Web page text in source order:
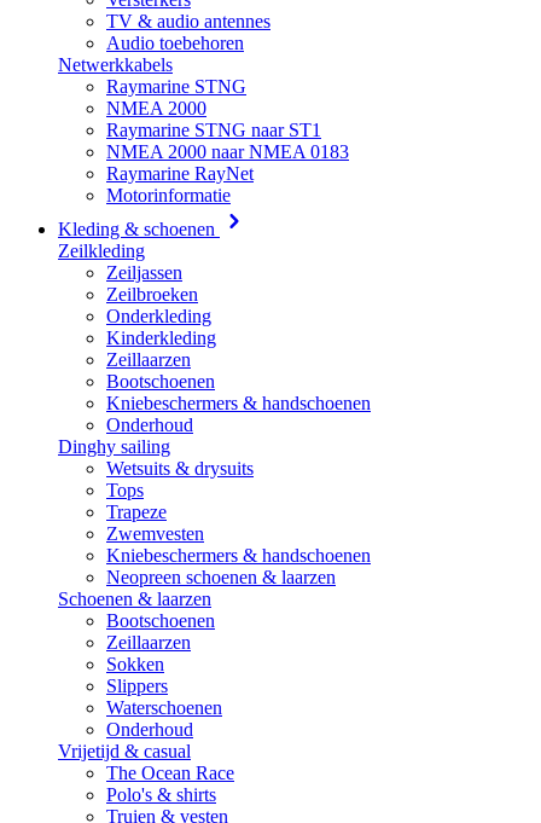
TV & audio antennes
Audio toebehoren
Netwerkkabels
Raymarine STNG
NMEA 2000
Raymarine STNG naar ST1
NMEA 2000 naar NMEA 0183
Raymarine RayNet
Motorinformatie
Kleding & schoenen
Zeilkleding
Zeiljassen
Zeilbroeken
Onderkleding
Kinderkleding
Zeillaarzen
Bootschoenen
Kniebeschermers & handschoenen
Onderhoud
Dinghy sailing
Wetsuits & drysuits
Tops
Trapeze
Zwemvesten
Kniebeschermers & handschoenen
Neopreen schoenen & laarzen
Schoenen & laarzen
Bootschoenen
Zeillaarzen
Sokken
Slippers
Waterschoenen
Onderhoud
Vrijetijd & casual
The Ocean Race
Polo's & shirts
Truien & vesten